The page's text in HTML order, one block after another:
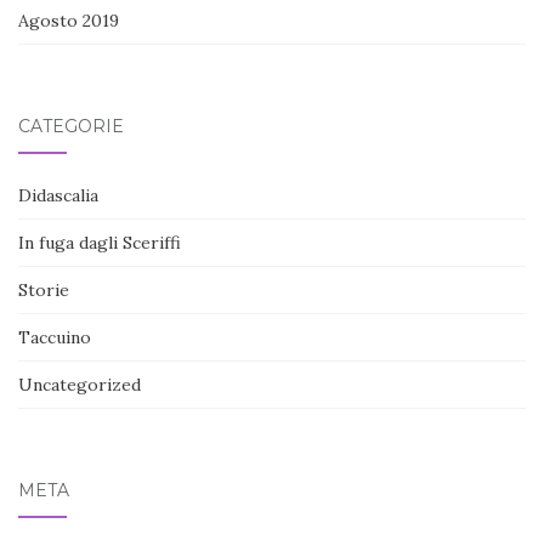
Agosto 2019
CATEGORIE
Didascalia
In fuga dagli Sceriffi
Storie
Taccuino
Uncategorized
META